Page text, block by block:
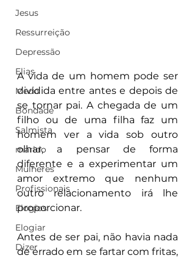
Jesus
Ressurreição
Depressão
Elias
Medo
Bondade
Salmista
marido
Mulheres
Profissionais
Elogios
Elogiar
Dizer
A vida de um homem pode ser
dividida entre antes e depois de
se tornar pai. A chegada de um
filho ou de uma filha faz um
homem ver a vida sob outro
olhar, a pensar de forma
diferente e a experimentar um
amor extremo que nenhum
outro relacionamento irá lhe
proporcionar.
Antes de ser pai, não havia nada
de errado em se fartar com fritas,